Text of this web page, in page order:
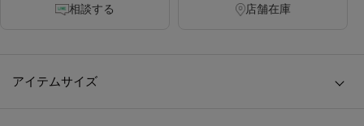
相談する 店舗在庫
アイテムサイズ